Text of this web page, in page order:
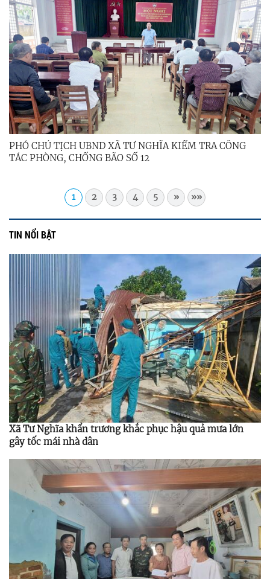
PHÓ CHỦ TỊCH UBND XÃ TƯ NGHĨA KIỂM TRA CÔNG
TÁC PHÒNG, CHỐNG BÃO SỐ 12
1 2 3 4 5 » »»
TIN NỔI BẬT
Xã Tư Nghĩa khẩn trương khắc phục hậu quả mưa lớn
gây tốc mái nhà dân